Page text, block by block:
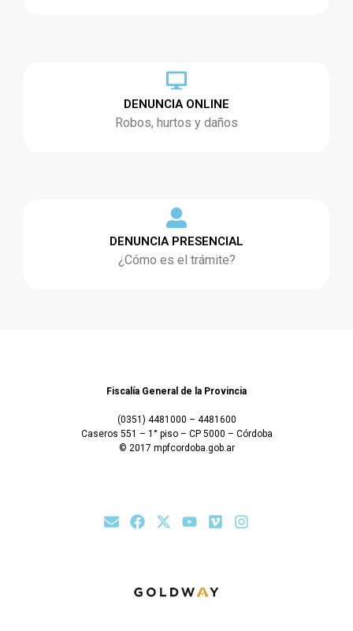
DENUNCIA ONLINE
Robos, hurtos y daños
DENUNCIA PRESENCIAL
¿Cómo es el trámite?
Fiscalía General de la Provincia
(0351) 4481000 – 4481600
Caseros 551 – 1° piso – CP 5000 – Córdoba
© 2017 mpfcordoba.gob.ar